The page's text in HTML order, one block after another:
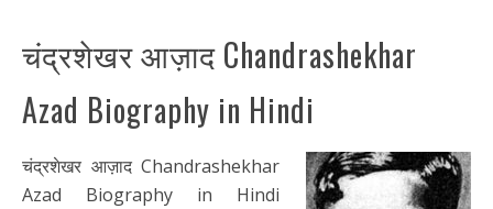
चंद्रशेखर आज़ाद Chandrashekhar
Azad Biography in Hindi
चंद्रशेखर आज़ाद Chandrashekhar
Azad Biography in Hindi